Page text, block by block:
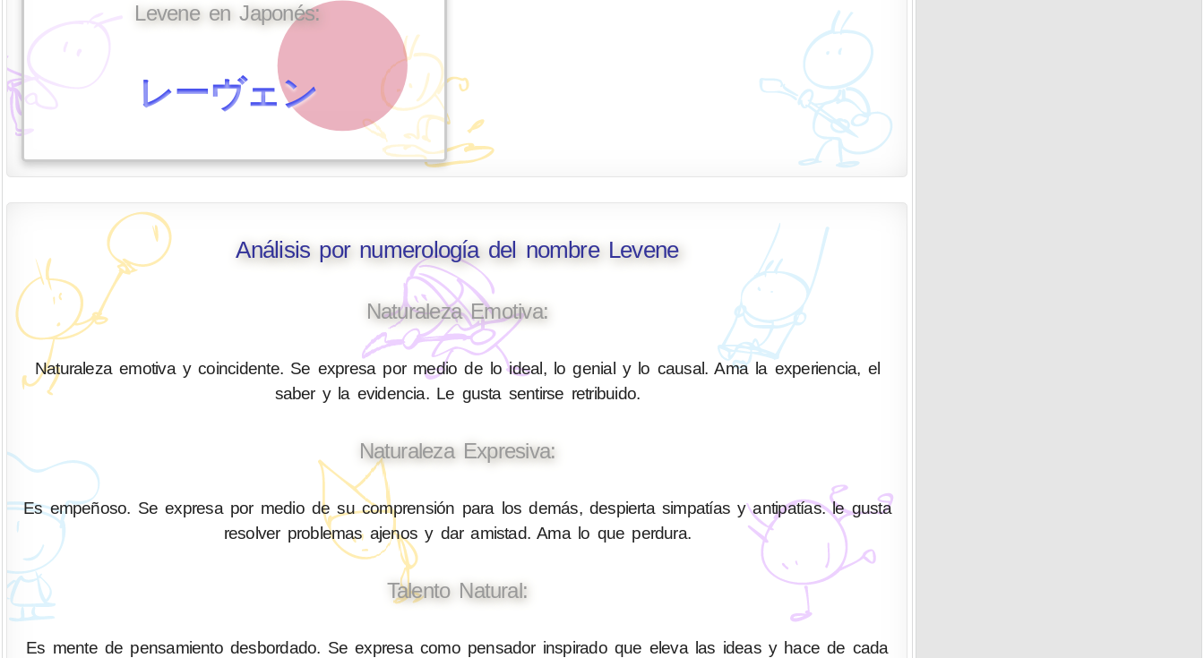
Levene en Japonés:
レーヴェン
Análisis por numerología del nombre Levene
Naturaleza Emotiva:
Naturaleza emotiva y coincidente. Se expresa por medio de lo ideal, lo genial y lo causal. Ama la experiencia, el
saber y la evidencia. Le gusta sentirse retribuido.
Naturaleza Expresiva:
Es empeñoso. Se expresa por medio de su comprensión para los demás, despierta simpatías y antipatías. le gusta
resolver problemas ajenos y dar amistad. Ama lo que perdura.
Talento Natural:
Es mente de pensamiento desbordado. Se expresa como pensador inspirado que eleva las ideas y hace de cada